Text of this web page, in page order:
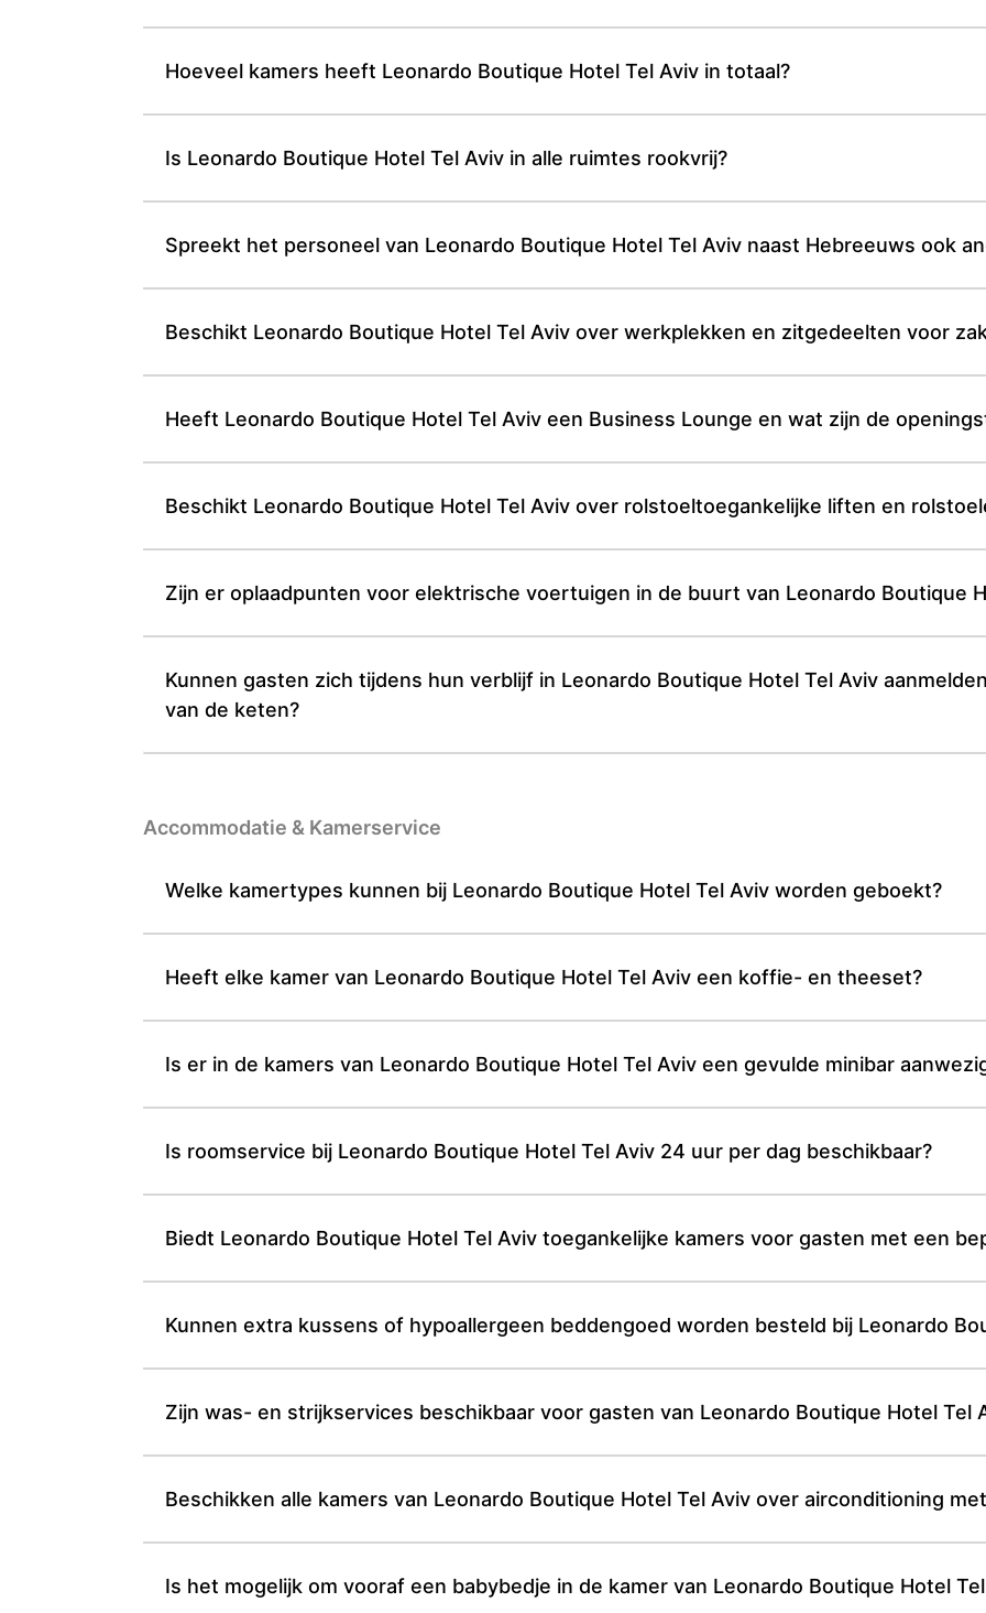
Hoeveel kamers heeft Leonardo Boutique Hotel Tel Aviv in totaal?
Is Leonardo Boutique Hotel Tel Aviv in alle ruimtes rookvrij?
Spreekt het personeel van Leonardo Boutique Hotel Tel Aviv naast Hebreeuws ook
Beschikt Leonardo Boutique Hotel Tel Aviv over werkplekken en zitgedeelten voor
Heeft Leonardo Boutique Hotel Tel Aviv een Business Lounge en wat zijn de
Beschikt Leonardo Boutique Hotel Tel Aviv over rolstoeltoegankelijke liften en
Zijn er oplaadpunten voor elektrische voertuigen in de buurt van Leonardo Boutique
Kunnen gasten zich tijdens hun verblijf in Leonardo Boutique Hotel Tel Aviv
van de keten?
Accommodatie & Kamerservice
Welke kamertypes kunnen bij Leonardo Boutique Hotel Tel Aviv worden geboekt?
Heeft elke kamer van Leonardo Boutique Hotel Tel Aviv een koffie- en theeset?
Is er in de kamers van Leonardo Boutique Hotel Tel Aviv een gevulde minibar
Is roomservice bij Leonardo Boutique Hotel Tel Aviv 24 uur per dag beschikbaar?
Biedt Leonardo Boutique Hotel Tel Aviv toegankelijke kamers voor gasten met een
Kunnen extra kussens of hypoallergeen beddengoed worden besteld bij Leonardo
Zijn was- en strijkservices beschikbaar voor gasten van Leonardo Boutique Hotel Tel
Beschikken alle kamers van Leonardo Boutique Hotel Tel Aviv over airconditioning
Is het mogelijk om vooraf een babybedje in de kamer van Leonardo Boutique Hotel